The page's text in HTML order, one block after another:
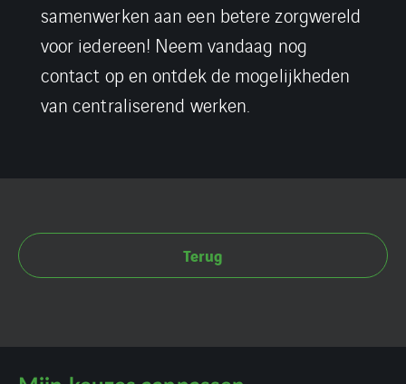
samenwerken aan een betere zorgwereld
voor iedereen! Neem vandaag nog
contact op en ontdek de mogelijkheden
van centraliserend werken.
Terug